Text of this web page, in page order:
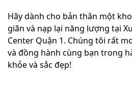
Hãy dành cho bản thân một
giãn và nạp lại năng lượng tại
Center Quận 1. Chúng tôi rất
và đồng hành cùng bạn trong
khỏe và sắc đẹp!